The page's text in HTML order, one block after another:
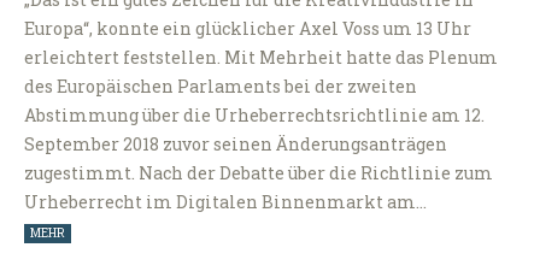
Europa“, konnte ein glücklicher Axel Voss um 13 Uhr
erleichtert feststellen. Mit Mehrheit hatte das Plenum
des Europäischen Parlaments bei der zweiten
Abstimmung über die Urheberrechtsrichtlinie am 12.
September 2018 zuvor seinen Änderungsanträgen
zugestimmt. Nach der Debatte über die Richtlinie zum
Urheberrecht im Digitalen Binnenmarkt am…
MEHR